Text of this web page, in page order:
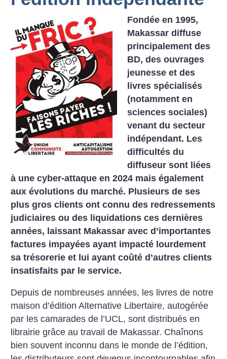
Fondée en 1995,
Makassar diffuse
principalement des
BD, des ouvrages
jeunesse et des
livres spécialisés
(notamment en
sciences sociales)
venant du secteur
indépendant. Les
difficultés du
diffuseur sont liées
à une cyber-attaque en 2024 mais également
aux évolutions du marché. Plusieurs de ses
plus gros clients ont connu des redressements
judiciaires ou des liquidations ces dernières
années, laissant Makassar avec d’importantes
factures impayées ayant impacté lourdement
sa trésorerie et lui ayant coûté d’autres clients
insatisfaits par le service.
Depuis de nombreuses années, les livres de notre
maison d’édition Alternative Libertaire, autogérée
par les camarades de l’UCL, sont distribués en
librairie grâce au travail de Makassar. Chaînons
bien souvent inconnu dans le monde de l’édition,